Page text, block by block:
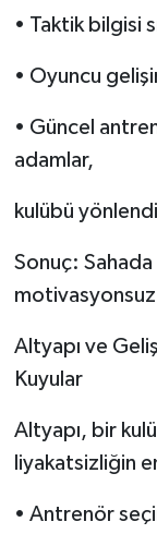
• Taktik bilgisi
• Oyuncu
• Güncel
adamlar,
kulübü
Sonuç:
motivasyonsuz
Altyapı ve
Kuyular
Altyapı, bir
liyakatsizliğin
• Antrenör